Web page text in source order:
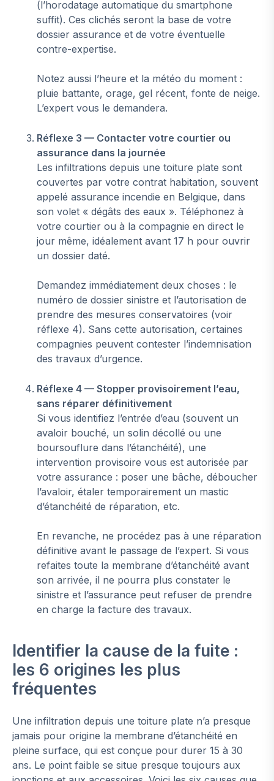
(l’horodatage automatique du smartphone
suffit). Ces clichés seront la base de votre
dossier assurance et de votre éventuelle
contre-expertise.
Notez aussi l’heure et la météo du moment :
pluie battante, orage, gel récent, fonte de neige.
L’expert vous le demandera.
Réflexe 3 — Contacter votre courtier ou
assurance dans la journée
Les infiltrations depuis une toiture plate sont
couvertes par votre contrat habitation, souvent
appelé assurance incendie en Belgique, dans
son volet « dégâts des eaux ». Téléphonez à
votre courtier ou à la compagnie en direct le
jour même, idéalement avant 17 h pour ouvrir
un dossier daté.
Demandez immédiatement deux choses : le
numéro de dossier sinistre et l’autorisation de
prendre des mesures conservatoires (voir
réflexe 4). Sans cette autorisation, certaines
compagnies peuvent contester l’indemnisation
des travaux d’urgence.
Réflexe 4 — Stopper provisoirement l’eau,
sans réparer définitivement
Si vous identifiez l’entrée d’eau (souvent un
avaloir bouché, un solin décollé ou une
boursouflure dans l’étanchéité), une
intervention provisoire vous est autorisée par
votre assurance : poser une bâche, déboucher
l’avaloir, étaler temporairement un mastic
d’étanchéité de réparation, etc.
En revanche, ne procédez pas à une réparation
définitive avant le passage de l’expert. Si vous
refaites toute la membrane d’étanchéité avant
son arrivée, il ne pourra plus constater le
sinistre et l’assurance peut refuser de prendre
en charge la facture des travaux.
Identifier la cause de la fuite :
les 6 origines les plus
fréquentes
Une infiltration depuis une toiture plate n’a presque
jamais pour origine la membrane d’étanchéité en
pleine surface, qui est conçue pour durer 15 à 30
ans. Le point faible se situe presque toujours aux